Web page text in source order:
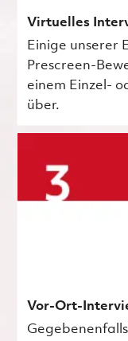
Virtuelles
Einige unserer
Prescreen-
einem Einzel-
über.
Vor-Ort-